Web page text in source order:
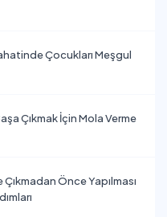
Çocukları Meşgul
Çıkmak İçin Mola Verme
Önce Yapılması